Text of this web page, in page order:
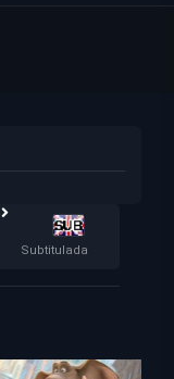
Subtitulada